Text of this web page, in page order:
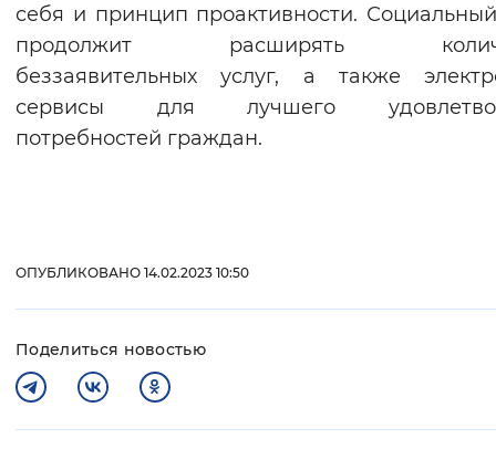
себя и принцип проактивности.
продолжит расширять
беззаявительных услуг, а также
сервисы для лучшего
потребностей граждан.
ОПУБЛИКОВАНО 14.02.2023 10:50
Поделиться новостью